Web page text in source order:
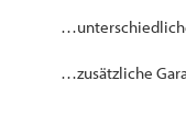
…zusätzliche